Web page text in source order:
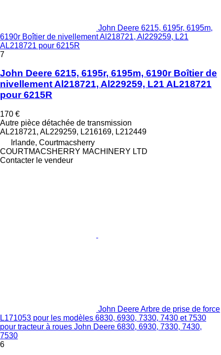
John Deere 6215, 6195r, 6195m,
6190r Boîtier de nivellement Al218721, Al229259, L21
AL218721 pour 6215R
7
John Deere 6215, 6195r, 6195m, 6190r Boîtier de
nivellement Al218721, Al229259, L21 AL218721
pour 6215R
170 €
Autre pièce détachée de transmission
AL218721, AL229259, L216169, L212449
Irlande, Courtmacsherry
COURTMACSHERRY MACHINERY LTD
Contacter le vendeur
John Deere Arbre de prise de force
L171053 pour les modèles 6830, 6930, 7330, 7430 et 7530
pour tracteur à roues John Deere 6830, 6930, 7330, 7430,
7530
6